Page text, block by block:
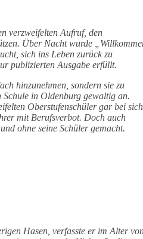
verzweifelten Aufruf, den
Über Nacht wurde
sich ins Leben zurück zu
publizierten Ausgabe erfüllt.
hinzunehmen, sondern sie zu
in Oldenburg gewaltig an.
Oberstufenschüler gar bei sich
mit Berufsverbot. Doch auch
ohne seine Schüler gemacht.
Hasen, verfasste er im Alter